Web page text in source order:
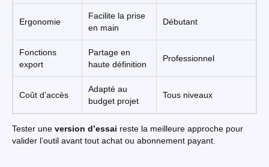
Ergonomie
Facilite la prise
en main
Débutant
Fonctions
export
Partage en
haute définition
Professionnel
Coût d’accès
Adapté au
budget projet
Tous niveaux
Tester une version d’essai reste la meilleure approche pour
valider l’outil avant tout achat ou abonnement payant.